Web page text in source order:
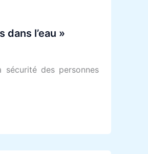
l’eau »
sécurité des personnes